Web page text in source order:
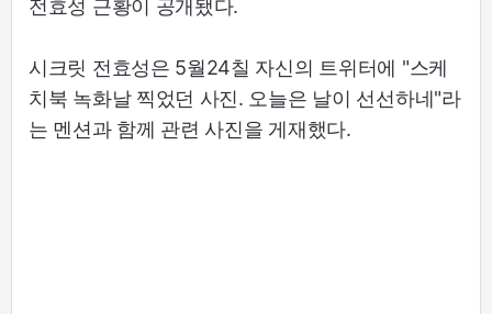
전효성 근황이 공개됐다.
시크릿 전효성은 5월24칠 자신의 트위터에 "스케
치북 녹화날 찍었던 사진. 오늘은 날이 선선하네"라
는 멘션과 함께 관련 사진을 게재했다.